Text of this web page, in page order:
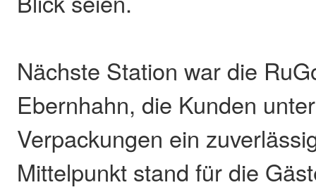
Nächste Station war die
Ebernhahn, die Kunden
Verpackungen ein
Mittelpunkt stand für die